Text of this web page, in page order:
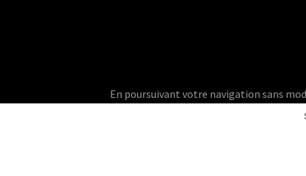
En poursuivant votre navigation sans